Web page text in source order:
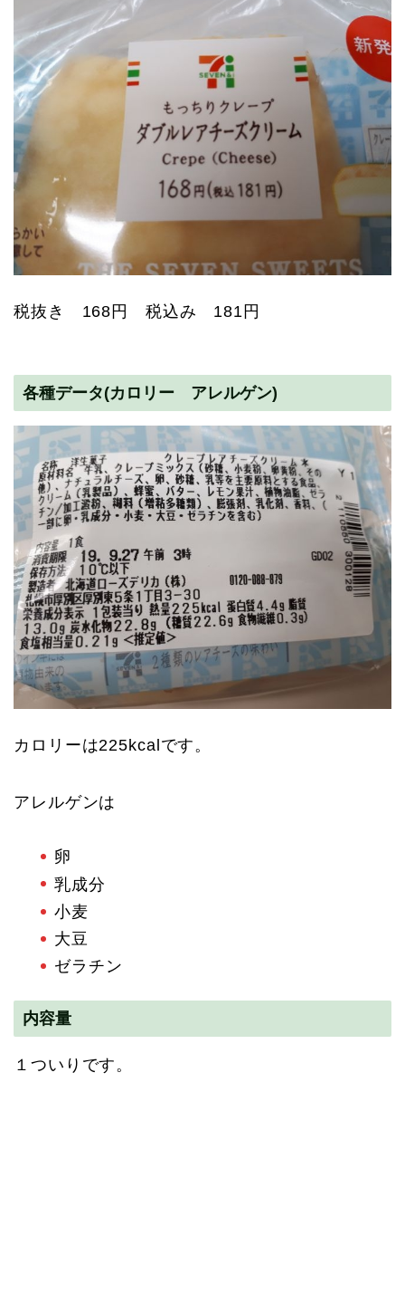
税抜き 168円 税込み 181円
各種データ(カロリー アレルゲン)
カロリーは225kcalです。
アレルゲンは
卵
乳成分
小麦
大豆
ゼラチン
内容量
１ついりです。